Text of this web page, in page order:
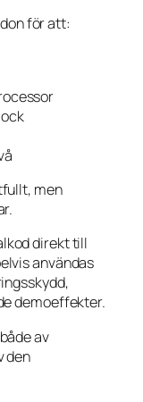
för att:
men
direkt till
användas
demoeffekter.
av
den